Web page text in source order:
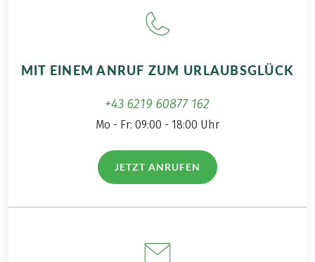
Wandertage im Alpenvorland.
hat und schnappte
meinen vierbeinigen
der kalten Nase.
MIT EINEM ANRUF ZUM URLAUBSGLÜCK
+43 6219 60877 162
Mo - Fr: 09:00 - 18:00 Uhr
JETZT ANRUFEN(LINK ÖFFNET IN NEUEM TAB)